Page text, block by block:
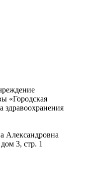
«Городская
Александровна
3, стр. 1